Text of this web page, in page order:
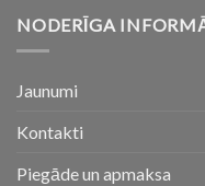
NODERĪGA
Jaunumi
Kontakti
Piegāde un apmaksa